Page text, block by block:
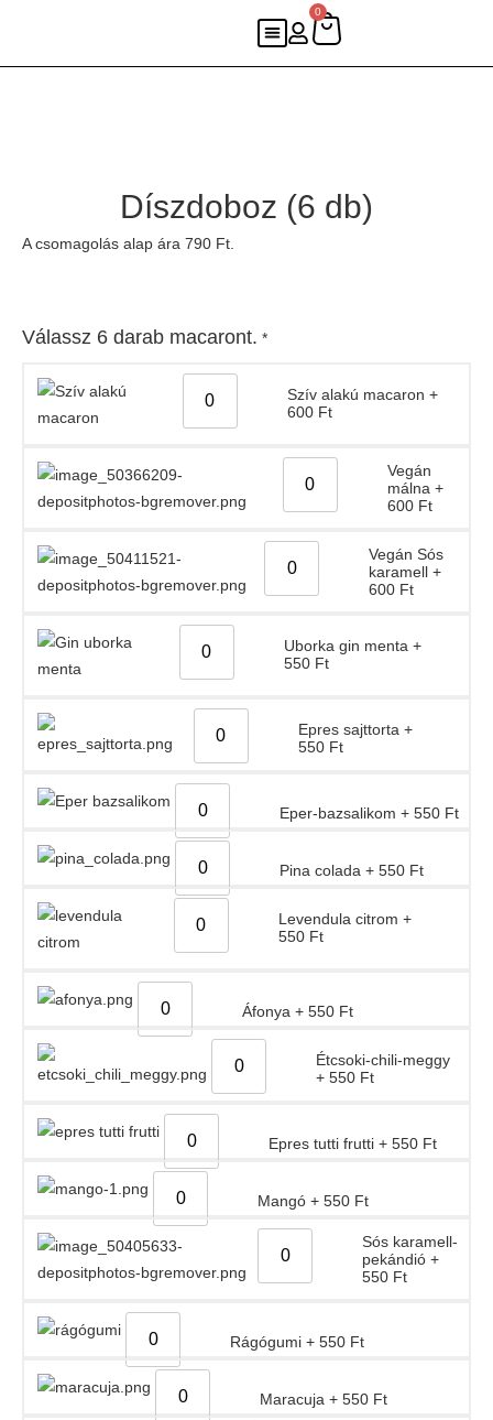
0
Díszdoboz (6 db)
A csomagolás alap ára 790 Ft.
Válassz 6 darab macaront. *
Szív alakú macaron +
600 Ft
Vegán
málna +
600 Ft
Vegán Sós
karamell +
600 Ft
Uborka gin menta +
550 Ft
Epres sajttorta +
550 Ft
Eper-bazsalikom + 550 Ft
Pina colada + 550 Ft
Levendula citrom +
550 Ft
Áfonya + 550 Ft
Étcsoki-chili-meggy
+ 550 Ft
Epres tutti frutti + 550 Ft
Mangó + 550 Ft
Sós karamell-
pekándió +
550 Ft
Rágógumi + 550 Ft
Maracuja + 550 Ft